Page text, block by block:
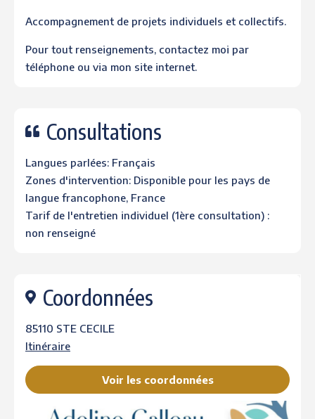
Accompagnement de projets individuels et collectifs.
Pour tout renseignements, contactez moi par
téléphone ou via mon site internet.
Consultations
Langues parlées: Français
Zones d'intervention: Disponible pour les pays de
langue francophone, France
Tarif de l'entretien individuel (1ère consultation) :
non renseigné
Coordonnées
85110 STE CECILE
Itinéraire
Voir les coordonnées